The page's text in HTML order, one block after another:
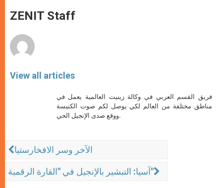
p
p
g
e
o
k
ZENIT Staff
View all articles
فريق القسم العربي في وكالة زينيت العالمية يعمل في
مناطق مختلفة من العالم لكي يوصل لكم صوت الكنيسة
ووقع صدى الإنجيل الحي.
الآخر وسر الافخارستيا
آسيا: التبشير بالإنجيل في "القارة الرقمية"